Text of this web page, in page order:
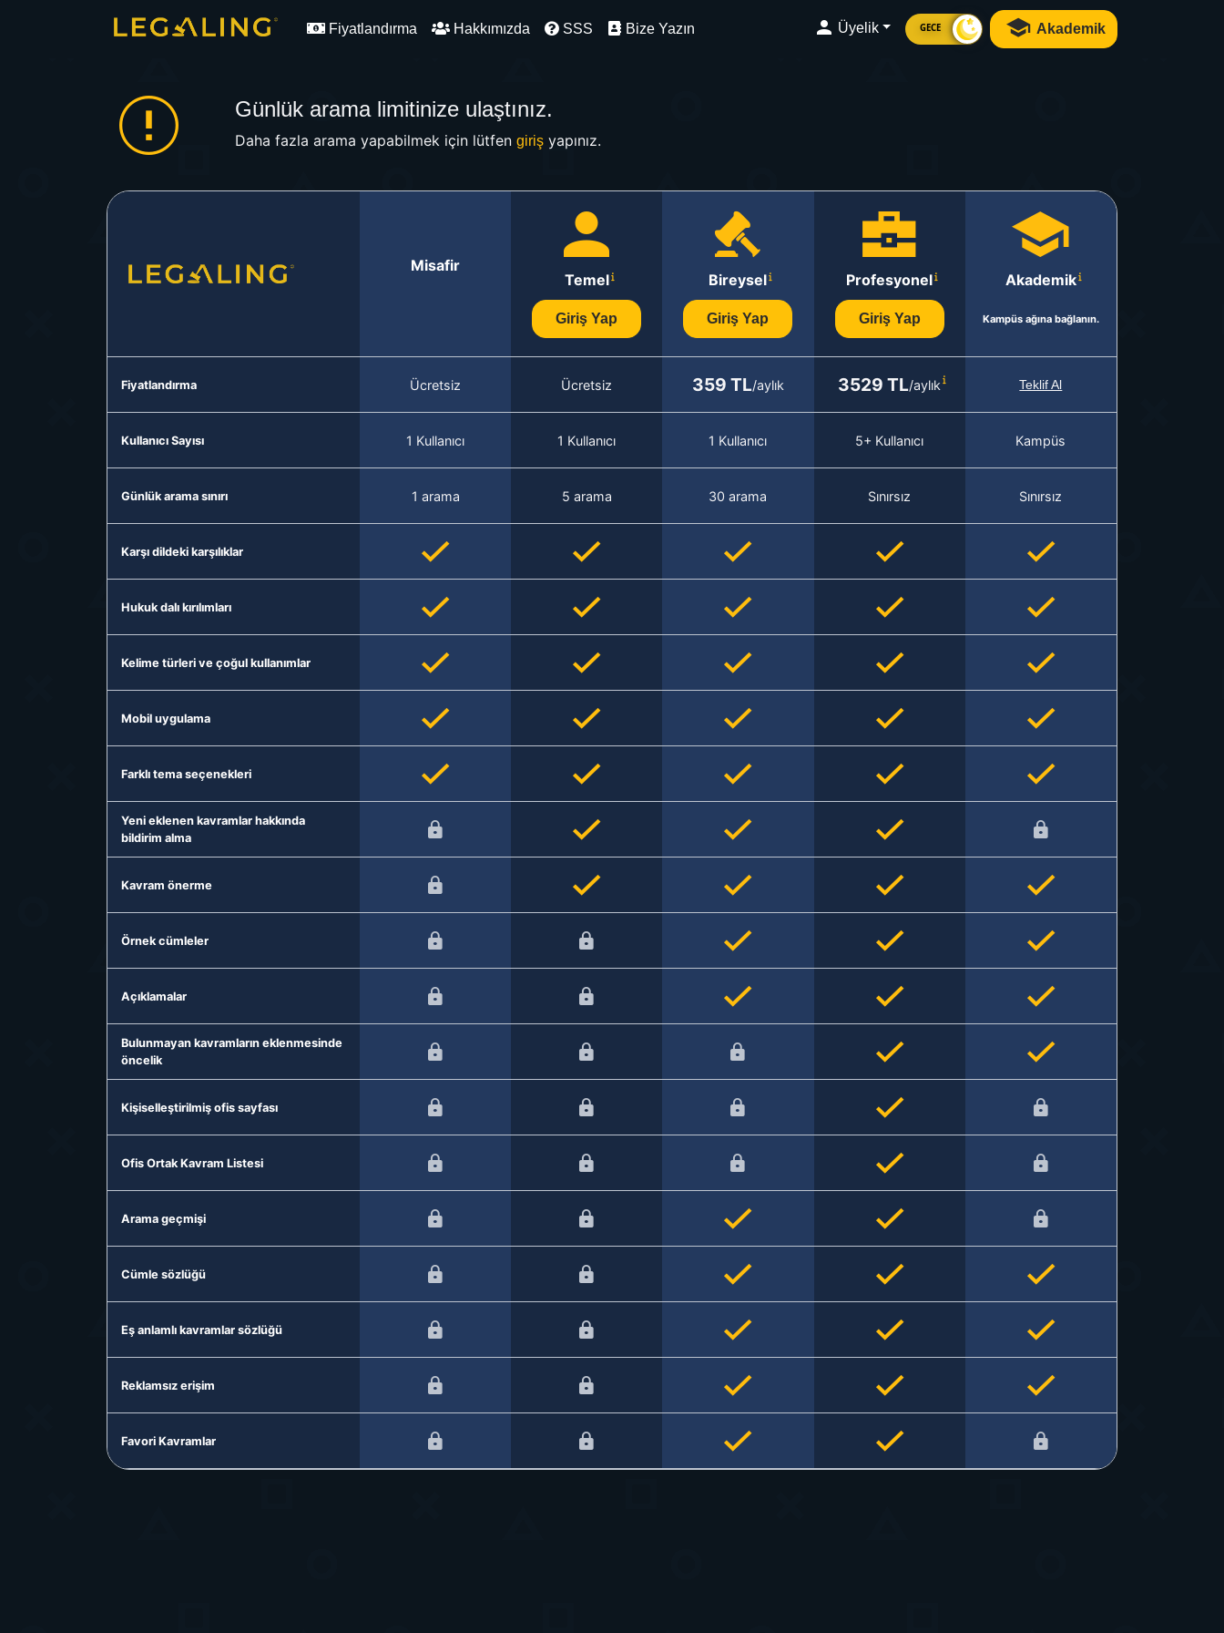
Fiyatlandırma Hakkımızda SSS Bize Yazın Üyelik GECE Akademik
Günlük arama limitinize ulaştınız.
Daha fazla arama yapabilmek için lütfen girişyapınız.
Misafir
Temel
Giriş Yap
Bireysel
Giriş Yap
Profesyonel
Giriş Yap
Akademik
Kampüs ağına bağlanın.
Fiyatlandırma Ücretsiz Ücretsiz 359 TL/aylık 3529 TL/aylık Teklif Al
Kullanıcı Sayısı 1 Kullanıcı 1 Kullanıcı 1 Kullanıcı 5+ Kullanıcı Kampüs
Günlük arama sınırı 1 arama 5 arama 30 arama Sınırsız Sınırsız
Karşı dildeki karşılıklar
Hukuk dalı kırılımları
Kelime türleri ve çoğul kullanımlar
Mobil uygulama
Farklı tema seçenekleri
Yeni eklenen kavramlar hakkında
bildirim alma
Kavram önerme
Örnek cümleler
Açıklamalar
Bulunmayan kavramların eklenmesinde
öncelik
Kişiselleştirilmiş ofis sayfası
Ofis Ortak Kavram Listesi
Arama geçmişi
Cümle sözlüğü
Eş anlamlı kavramlar sözlüğü
Reklamsız erişim
Favori Kavramlar